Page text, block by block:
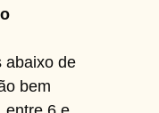
abaixo de
bem